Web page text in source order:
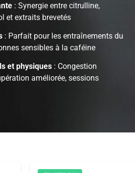
: Synergie entre citrulline,
et extraits brevetés
: Parfait pour les entraînements du
sensibles à la caféine
et physiques : Congestion
améliorée, sessions